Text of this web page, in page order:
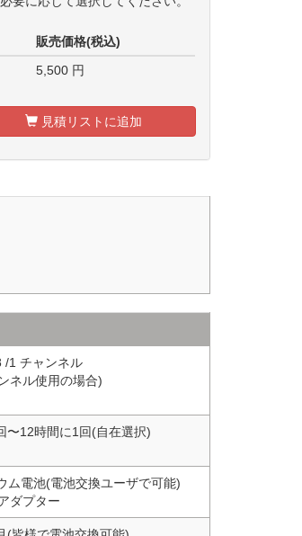
販売価格(税込)
5,500 円
見積リストに追加
/1 チャンネル
ネル使用の場合)
〜12時間に1回(自在選択)
ム電池(電池交換ユーザで可能)
ダプター